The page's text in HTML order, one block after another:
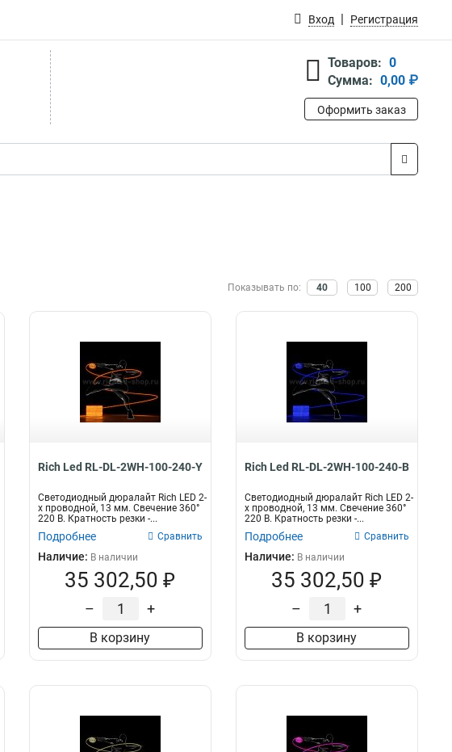
Вход Регистрация
Товаров: 0
Сумма: 0,00 ₽
Оформить заказ
Показывать по: 40 100 200
Rich Led RL-DL-2WH-100-240-Y
Светодиодный дюралайт Rich LED 2-
х проводной, 13 мм. Свечение 360°
220 В. Кратность резки -...
Подробнее Сравнить
Наличие: В наличии
35 302,50 ₽
– +
В корзину
Rich Led RL-DL-2WH-100-240-B
Светодиодный дюралайт Rich LED 2-
х проводной, 13 мм. Свечение 360°
220 В. Кратность резки -...
Подробнее Сравнить
Наличие: В наличии
35 302,50 ₽
– +
В корзину